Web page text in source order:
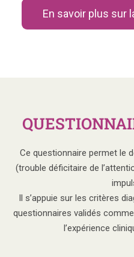
En savoir plus sur
Ce questionnaire permet le
(trouble déficitaire de
Il s’appuie sur les critères
questionnaires validés
l’expérience